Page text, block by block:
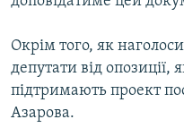
Окрім того, як
депутати від опозиції,
підтримають проект
Азарова.